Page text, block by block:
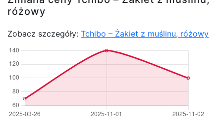
różowy
Zobacz szczegóły: Tchibo – Żakiet z muślinu, różowy